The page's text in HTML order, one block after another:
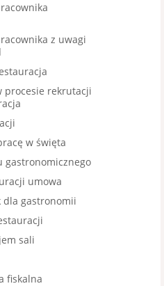
z uwagi
procesie rekrutacji
w święta
gastronomicznego
umowa
dla gastronomii
sali
fiskalna